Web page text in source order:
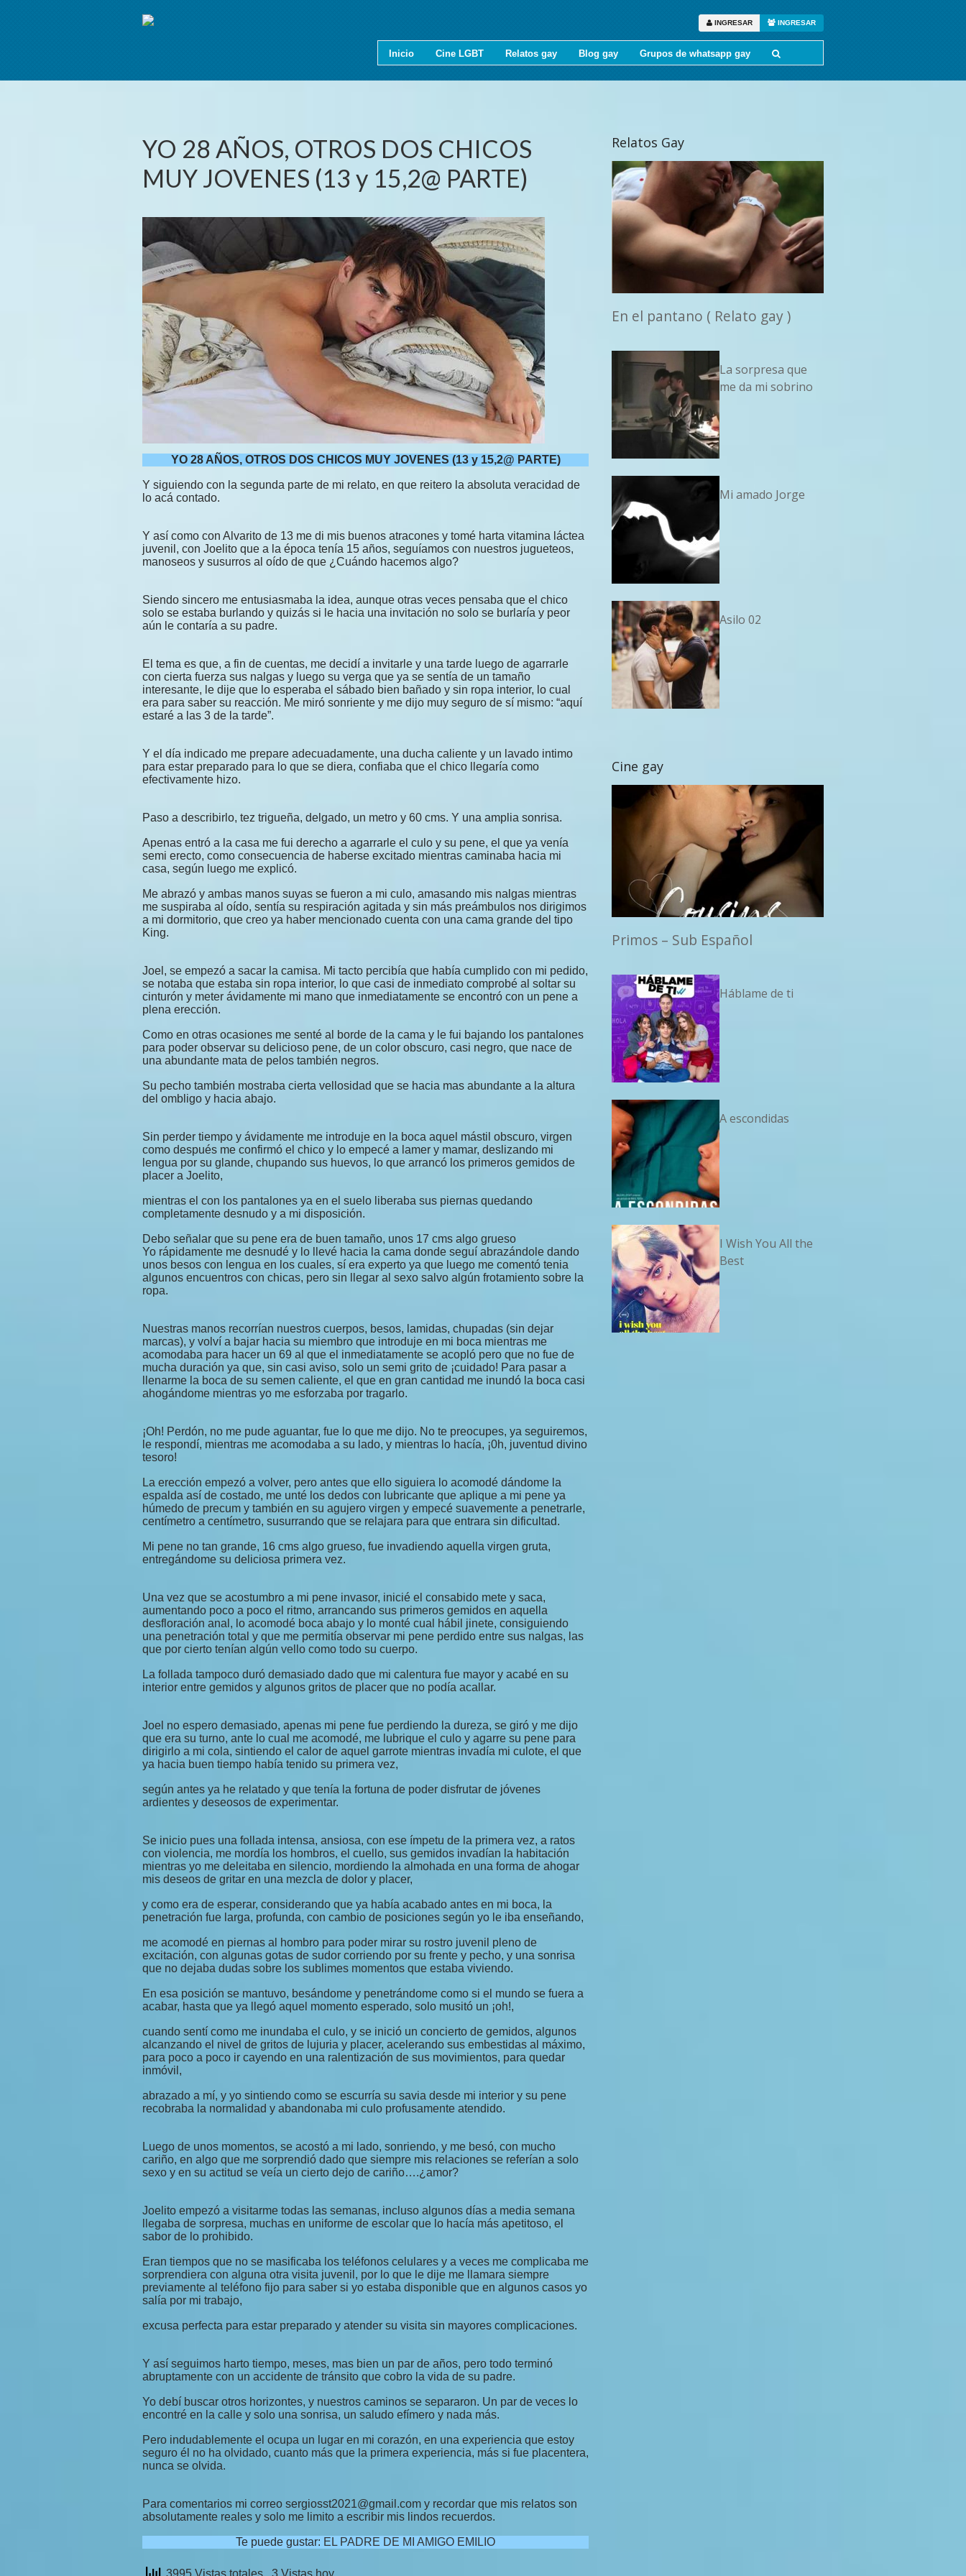
INGRESAR INGRESAR
Inicio Cine LGBT Relatos gay Blog gay Grupos de whatsapp gay
YO 28 AÑOS, OTROS DOS CHICOS
MUY JOVENES (13 y 15,2@ PARTE)
YO 28 AÑOS, OTROS DOS CHICOS MUY JOVENES (13 y 15,2@ PARTE)
Y siguiendo con la segunda parte de mi relato, en que reitero la absoluta veracidad de
lo acá contado.
Y así como con Alvarito de 13 me di mis buenos atracones y tomé harta vitamina láctea
juvenil, con Joelito que a la época tenía 15 años, seguíamos con nuestros jugueteos,
manoseos y susurros al oído de que ¿Cuándo hacemos algo?
Siendo sincero me entusiasmaba la idea, aunque otras veces pensaba que el chico
solo se estaba burlando y quizás si le hacia una invitación no solo se burlaría y peor
aún le contaría a su padre.
El tema es que, a fin de cuentas, me decidí a invitarle y una tarde luego de agarrarle
con cierta fuerza sus nalgas y luego su verga que ya se sentía de un tamaño
interesante, le dije que lo esperaba el sábado bien bañado y sin ropa interior, lo cual
era para saber su reacción. Me miró sonriente y me dijo muy seguro de sí mismo: “aquí
estaré a las 3 de la tarde”.
Y el día indicado me prepare adecuadamente, una ducha caliente y un lavado intimo
para estar preparado para lo que se diera, confiaba que el chico llegaría como
efectivamente hizo.
Paso a describirlo, tez trigueña, delgado, un metro y 60 cms. Y una amplia sonrisa.
Apenas entró a la casa me fui derecho a agarrarle el culo y su pene, el que ya venía
semi erecto, como consecuencia de haberse excitado mientras caminaba hacia mi
casa, según luego me explicó.
Me abrazó y ambas manos suyas se fueron a mi culo, amasando mis nalgas mientras
me suspiraba al oído, sentía su respiración agitada y sin más preámbulos nos dirigimos
a mi dormitorio, que creo ya haber mencionado cuenta con una cama grande del tipo
King.
Joel, se empezó a sacar la camisa. Mi tacto percibía que había cumplido con mi pedido,
se notaba que estaba sin ropa interior, lo que casi de inmediato comprobé al soltar su
cinturón y meter ávidamente mi mano que inmediatamente se encontró con un pene a
plena erección.
Como en otras ocasiones me senté al borde de la cama y le fui bajando los pantalones
para poder observar su delicioso pene, de un color obscuro, casi negro, que nace de
una abundante mata de pelos también negros.
Su pecho también mostraba cierta vellosidad que se hacia mas abundante a la altura
del ombligo y hacia abajo.
Sin perder tiempo y ávidamente me introduje en la boca aquel mástil obscuro, virgen
como después me confirmó el chico y lo empecé a lamer y mamar, deslizando mi
lengua por su glande, chupando sus huevos, lo que arrancó los primeros gemidos de
placer a Joelito,
mientras el con los pantalones ya en el suelo liberaba sus piernas quedando
completamente desnudo y a mi disposición.
Debo señalar que su pene era de buen tamaño, unos 17 cms algo grueso
Yo rápidamente me desnudé y lo llevé hacia la cama donde seguí abrazándole dando
unos besos con lengua en los cuales, sí era experto ya que luego me comentó tenia
algunos encuentros con chicas, pero sin llegar al sexo salvo algún frotamiento sobre la
ropa.
Nuestras manos recorrían nuestros cuerpos, besos, lamidas, chupadas (sin dejar
marcas), y volví a bajar hacia su miembro que introduje en mi boca mientras me
acomodaba para hacer un 69 al que el inmediatamente se acopló pero que no fue de
mucha duración ya que, sin casi aviso, solo un semi grito de ¡cuidado! Para pasar a
llenarme la boca de su semen caliente, el que en gran cantidad me inundó la boca casi
ahogándome mientras yo me esforzaba por tragarlo.
¡Oh! Perdón, no me pude aguantar, fue lo que me dijo. No te preocupes, ya seguiremos,
le respondí, mientras me acomodaba a su lado, y mientras lo hacía, ¡0h, juventud divino
tesoro!
La erección empezó a volver, pero antes que ello siguiera lo acomodé dándome la
espalda así de costado, me unté los dedos con lubricante que aplique a mi pene ya
húmedo de precum y también en su agujero virgen y empecé suavemente a penetrarle,
centímetro a centímetro, susurrando que se relajara para que entrara sin dificultad.
Mi pene no tan grande, 16 cms algo grueso, fue invadiendo aquella virgen gruta,
entregándome su deliciosa primera vez.
Una vez que se acostumbro a mi pene invasor, inicié el consabido mete y saca,
aumentando poco a poco el ritmo, arrancando sus primeros gemidos en aquella
desfloración anal, lo acomodé boca abajo y lo monté cual hábil jinete, consiguiendo
una penetración total y que me permitía observar mi pene perdido entre sus nalgas, las
que por cierto tenían algún vello como todo su cuerpo.
La follada tampoco duró demasiado dado que mi calentura fue mayor y acabé en su
interior entre gemidos y algunos gritos de placer que no podía acallar.
Joel no espero demasiado, apenas mi pene fue perdiendo la dureza, se giró y me dijo
que era su turno, ante lo cual me acomodé, me lubrique el culo y agarre su pene para
dirigirlo a mi cola, sintiendo el calor de aquel garrote mientras invadía mi culote, el que
ya hacia buen tiempo había tenido su primera vez,
según antes ya he relatado y que tenía la fortuna de poder disfrutar de jóvenes
ardientes y deseosos de experimentar.
Se inicio pues una follada intensa, ansiosa, con ese ímpetu de la primera vez, a ratos
con violencia, me mordía los hombros, el cuello, sus gemidos invadían la habitación
mientras yo me deleitaba en silencio, mordiendo la almohada en una forma de ahogar
mis deseos de gritar en una mezcla de dolor y placer,
y como era de esperar, considerando que ya había acabado antes en mi boca, la
penetración fue larga, profunda, con cambio de posiciones según yo le iba enseñando,
me acomodé en piernas al hombro para poder mirar su rostro juvenil pleno de
excitación, con algunas gotas de sudor corriendo por su frente y pecho, y una sonrisa
que no dejaba dudas sobre los sublimes momentos que estaba viviendo.
En esa posición se mantuvo, besándome y penetrándome como si el mundo se fuera a
acabar, hasta que ya llegó aquel momento esperado, solo musitó un ¡oh!,
cuando sentí como me inundaba el culo, y se inició un concierto de gemidos, algunos
alcanzando el nivel de gritos de lujuria y placer, acelerando sus embestidas al máximo,
para poco a poco ir cayendo en una ralentización de sus movimientos, para quedar
inmóvil,
abrazado a mí, y yo sintiendo como se escurría su savia desde mi interior y su pene
recobraba la normalidad y abandonaba mi culo profusamente atendido.
Luego de unos momentos, se acostó a mi lado, sonriendo, y me besó, con mucho
cariño, en algo que me sorprendió dado que siempre mis relaciones se referían a solo
sexo y en su actitud se veía un cierto dejo de cariño….¿amor?
Joelito empezó a visitarme todas las semanas, incluso algunos días a media semana
llegaba de sorpresa, muchas en uniforme de escolar que lo hacía más apetitoso, el
sabor de lo prohibido.
Eran tiempos que no se masificaba los teléfonos celulares y a veces me complicaba me
sorprendiera con alguna otra visita juvenil, por lo que le dije me llamara siempre
previamente al teléfono fijo para saber si yo estaba disponible que en algunos casos yo
salía por mi trabajo,
excusa perfecta para estar preparado y atender su visita sin mayores complicaciones.
Y así seguimos harto tiempo, meses, mas bien un par de años, pero todo terminó
abruptamente con un accidente de tránsito que cobro la vida de su padre.
Yo debí buscar otros horizontes, y nuestros caminos se separaron. Un par de veces lo
encontré en la calle y solo una sonrisa, un saludo efímero y nada más.
Pero indudablemente el ocupa un lugar en mi corazón, en una experiencia que estoy
seguro él no ha olvidado, cuanto más que la primera experiencia, más si fue placentera,
nunca se olvida.
Para comentarios mi correo sergiosst2021@gmail.com y recordar que mis relatos son
absolutamente reales y solo me limito a escribir mis lindos recuerdos.
Te puede gustar: EL PADRE DE MI AMIGO EMILIO
Relatos Gay
En el pantano ( Relato gay )
La sorpresa que
me da mi sobrino
Mi amado Jorge
Asilo 02
Cine gay
Primos – Sub Español
Háblame de ti
A escondidas
I Wish You All the
Best